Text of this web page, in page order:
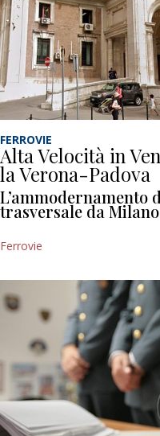
FERROVIE
Alta Velocità in
la Verona-Padova
trasversale da Milano
Ferrovie